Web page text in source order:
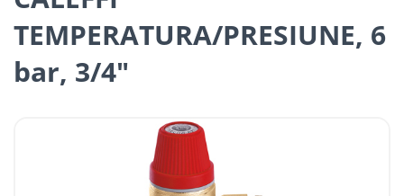
TEMPERATURA/PRESIUNE, 6
bar, 3/4"